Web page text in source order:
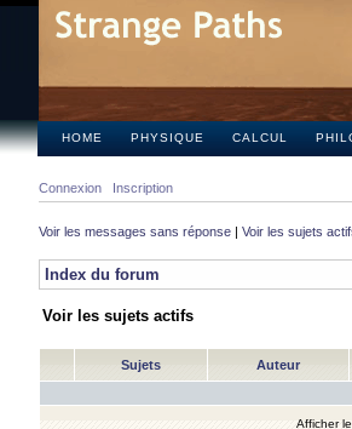
HOME PHYSIQUE CALCUL
Connexion Inscription
Voir les messages sans réponse | Voir les sujets
Index du forum
Voir les sujets actifs
Sujets Auteur
Afficher